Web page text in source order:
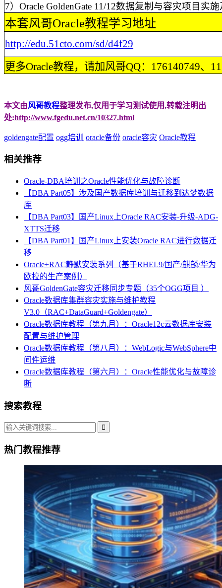
7）Oracle GoldenGate 11/12数据复制与容灾项目实
本套风哥Oracle教程学习地址
http://edu.51cto.com/sd/d4f29
更多Oracle教程，请加风哥QQ：176140749、
本文由风哥教程整理发布,仅用于学习测试使用,转载注明出
处:http://www.fgedu.net.cn/10327.html
goldengate配置 ogg培训 oracle备份 oracle容灾 Oracle教程
相关推荐
Oracle-DBA培训之Oracle性能优化与故障诊断
【DBA Part05】涉及国产数据库培训与迁移到达梦数据
库
【DBA Part03】国产Linux上Oracle RAC安装-升级-ADG-
XTTS迁移
【DBA Part01】国产Linux上安装Oracle RAC进行数据迁
移
Oracle+RAC静默安装系列（基于RHEL9/国产/麒麟/华为
欧拉的生产案例）
风哥GoldenGate容灾迁移同步专题（35个OGG项目 ）
Oracle数据库集群容灾实施与维护教程
V3.0（RAC+DataGuard+Goldengate）
Oracle数据库教程（第九月）：Oracle12c云数据库安装
配置与维护管理
Oracle数据库教程（第八月）：WebLogic与WebSphere中
间件运维
Oracle数据库教程（第六月）：Oracle性能优化与故障诊
断
搜索教程
热门教程推荐